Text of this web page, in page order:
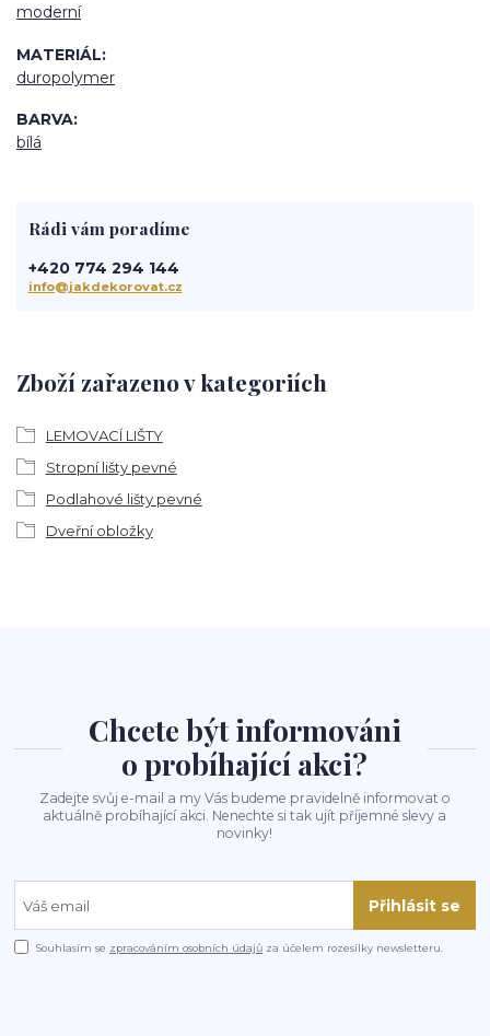
moderní
MATERIÁL
duropolymer
BARVA
bílá
Zboží zařazeno v kategoriích
LEMOVACÍ LIŠTY
Stropní lišty pevné
Podlahové lišty pevné
Dveřní obložky
Rádi vám poradíme
+420 774 294 144
info@jakdekorovat.cz
Chcete být informováni
o probíhající akci?
Zadejte svůj e-mail a my Vás budeme pravidelně informovat o
aktuálně probíhající akci. Nenechte si tak ujít příjemné slevy a
novinky!
Přihlásit se
Souhlasím se zpracováním osobních údajů za účelem rozesílky newsletteru.